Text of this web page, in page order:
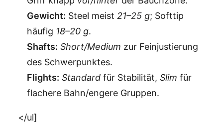
Gewicht: Steel meist 21–25 g; Softtip
häufig 18–20 g.
Shafts: Short/Medium zur Feinjustierung
des Schwerpunktes.
Flights: Standard für Stabilität, Slim für
flachere Bahn/engere Gruppen.
</ul]